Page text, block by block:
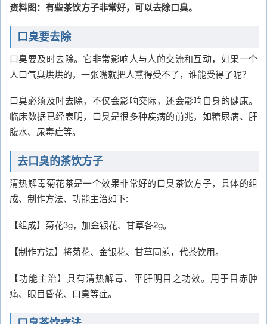
资料图：有些茶饮方子非常好，可以去除口臭。
口臭要去除
口臭要及时去除。它非常影响人与人的交流和互动，如果一个
人口气臭烘烘的，一张嘴就把人熏得受不了，谁能受得了呢？
口臭必须及时去除，不仅会影响交际，还会影响自身的健康。
临床数据已经表明，口臭是很多种疾病的前兆，如糖尿病、肝
腹水、尿毒症等。
去口臭的茶饮方子
清热解毒菊花茶是一个效果非常好的口臭茶饮方子，具体的组
成、制作方法、功能主治如下:
【组成】菊花3g，加金银花、甘草各2g。
【制作方法】将菊花、金银花、甘草同煎，代茶饮用。
【功能主治】具有清热解毒、平肝明目之功效。用于目赤肿
痛、眼目昏花、口臭等症。